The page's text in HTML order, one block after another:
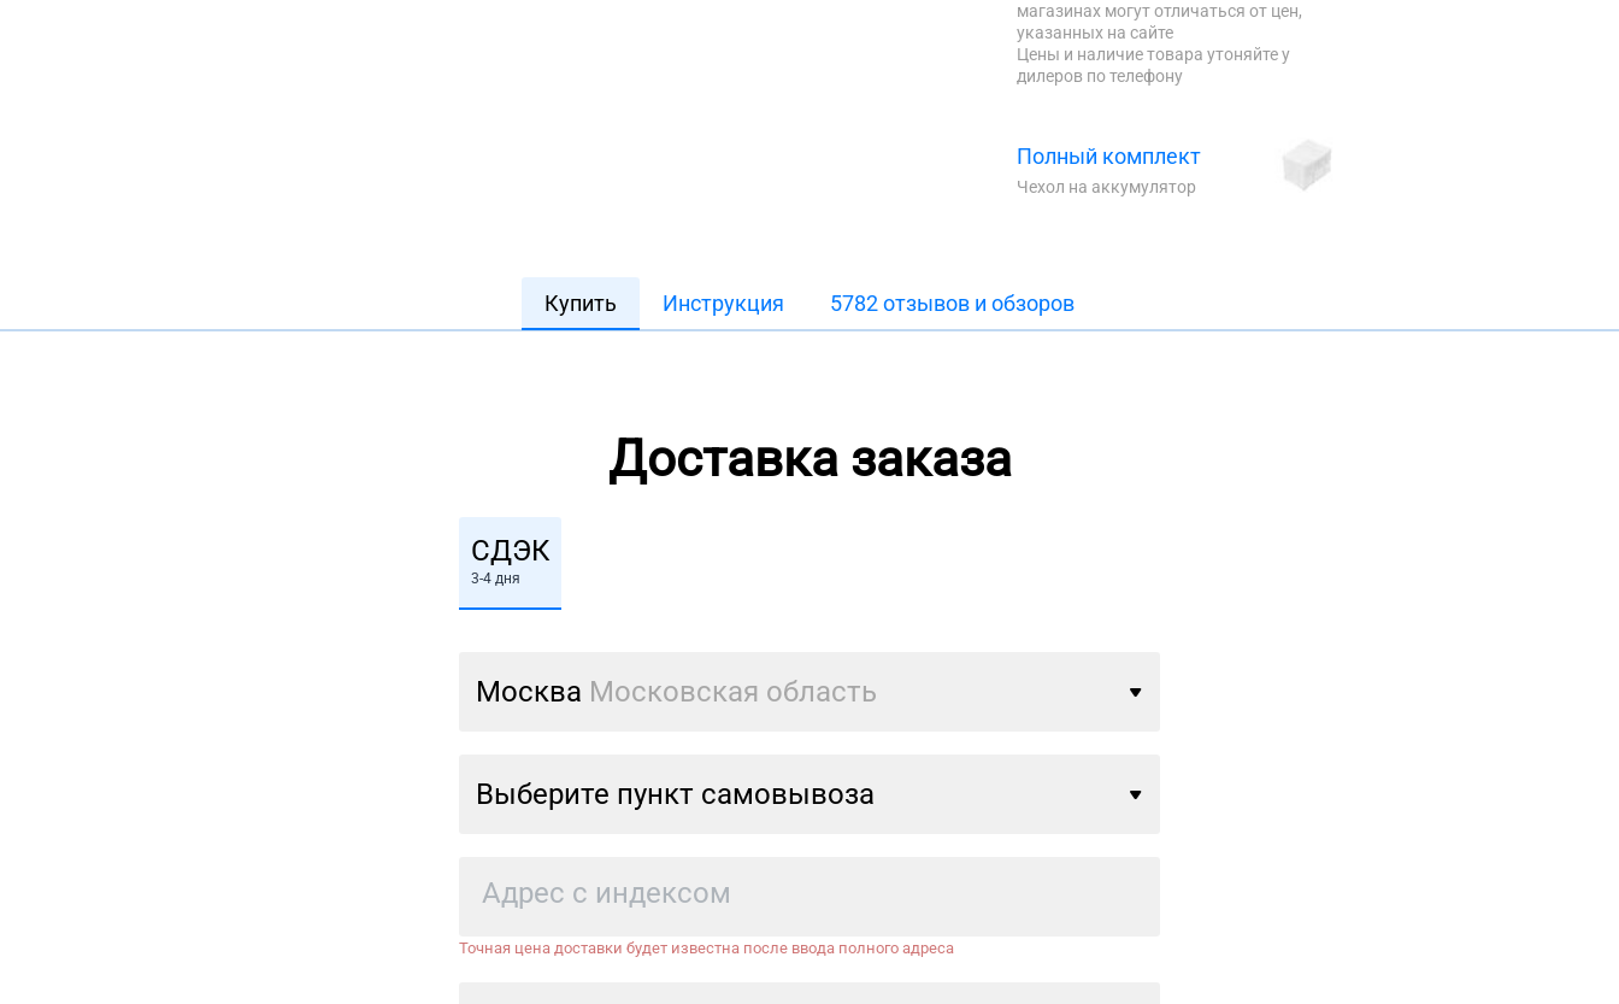
магазинах могут отличаться от цен,
указанных на сайте
Цены и наличие товара утоняйте у
дилеров по телефону
Полный комплект
Чехол на аккумулятор
Купить Инструкция 5782 отзывов и обзоров
Доставка заказа
СДЭК
3-4 дня
Москва Московская область
Выберите пункт самовывоза
Точная цена доставки будет известна после ввода полного адреса